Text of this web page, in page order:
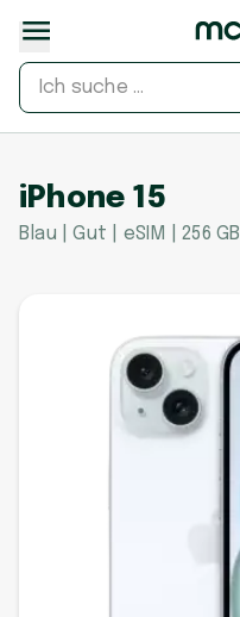
iPhone 15
Blau | Gut | eSIM | 256 GB